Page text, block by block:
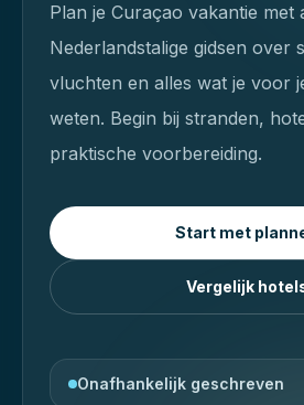
Plan je Curaçao vakantie met
Nederlandstalige gidsen over
vluchten en alles wat je voor
weten. Begin bij stranden,
praktische voorbereiding.
Start met
Vergelijk
Onafhankelijk geschreven